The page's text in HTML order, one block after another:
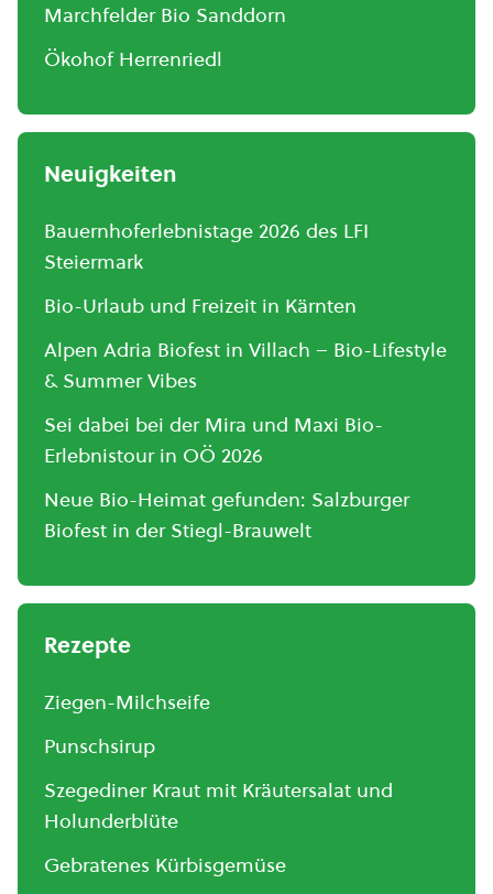
Marchfelder Bio Sanddorn
Ökohof Herrenriedl
Neuigkeiten
Bauernhoferlebnistage 2026 des LFI
Steiermark
Bio-Urlaub und Freizeit in Kärnten
Alpen Adria Biofest in Villach – Bio-Lifestyle
& Summer Vibes
Sei dabei bei der Mira und Maxi Bio-
Erlebnistour in OÖ 2026
Neue Bio-Heimat gefunden: Salzburger
Biofest in der Stiegl-Brauwelt
Rezepte
Ziegen-Milchseife
Punschsirup
Szegediner Kraut mit Kräutersalat und
Holunderblüte
Gebratenes Kürbisgemüse